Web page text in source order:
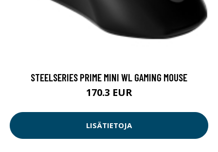
STEELSERIES PRIME MINI WL GAMING MOUSE
170.3 EUR
LISÄTIETOJA